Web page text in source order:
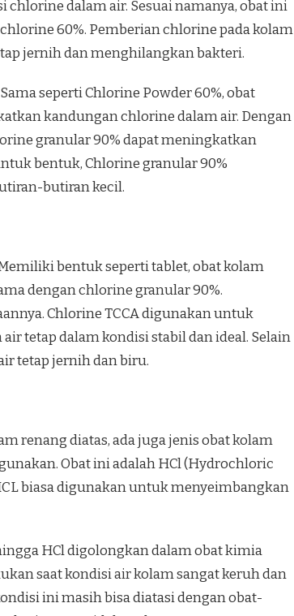
dalam air. Sesuai namanya, obat ini
60%. Pemberian chlorine pada kolam
jernih dan menghilangkan bakteri.
seperti Chlorine Powder 60%, obat
kandungan chlorine dalam air. Dengan
granular 90% dapat meningkatkan
bentuk, Chlorine granular 90%
butiran kecil.
bentuk seperti tablet, obat kolam
dengan chlorine granular 90%.
Chlorine TCCA digunakan untuk
tetap dalam kondisi stabil dan ideal. Selain
tetap jernih dan biru.
renang diatas, ada juga jenis obat kolam
Obat ini adalah HCl (Hydrochloric
biasa digunakan untuk menyeimbangkan
HCl digolongkan dalam obat kimia
saat kondisi air kolam sangat keruh dan
ini masih bisa diatasi dengan obat-